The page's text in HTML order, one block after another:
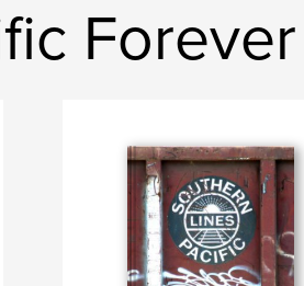
Forever